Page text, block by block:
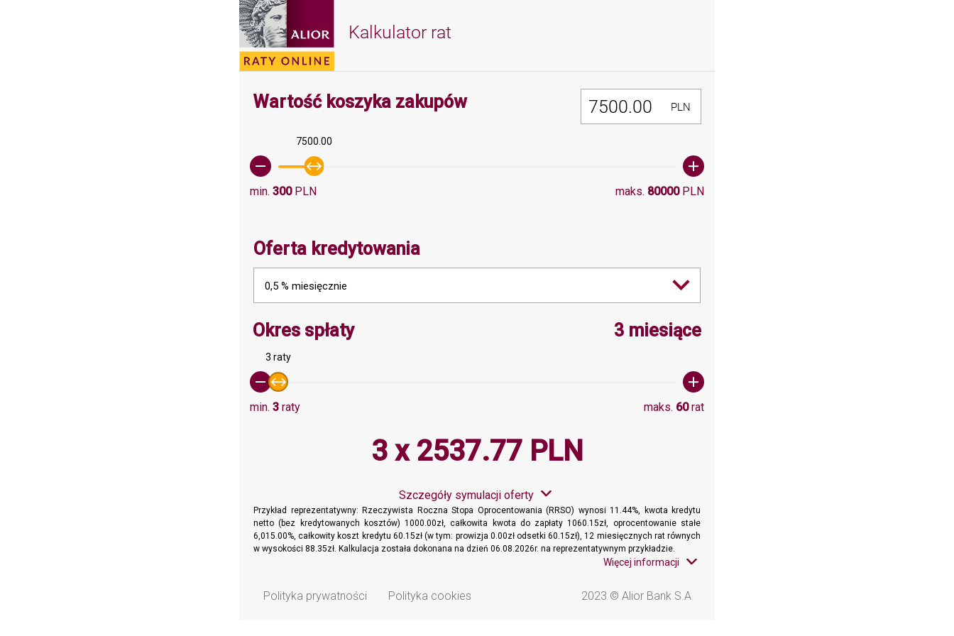
Kalkulator rat
Wartość koszyka zakupówMinimalna wartość 300, Maksymalna wartośc: 80000
PLN
7500.00
min. 300PLN maks. 80000PLN
Oferta kredytowania
0,5 % miesięcznie
Okres spłatyMinimalna wartość 3, Maksymalna wartośc: 60
3 miesiące
3 raty
min. 3 raty maks. 60rat
3 x 2537.77 PLN
Szczegóły symulacji oferty
Przykład reprezentatywny: Rzeczywista Roczna Stopa Oprocentowania (RRSO) wynosi 11.44%, kwota kredytu
netto (bez kredytowanych kosztów) 1000.00zł, całkowita kwota do zapłaty 1060.15zł, oprocentowanie stałe
6,015.00%, całkowity koszt kredytu 60.15zł (w tym: prowizja 0.00zł odsetki 60.15zł), 12 miesięcznych rat równych
w wysokości 88.35zł. Kalkulacja została dokonana na dzień 06.08.2026r. na reprezentatywnym przykładzie.
Więcej informacji
Polityka prywatności Polityka cookies 2023 © Alior Bank S.A